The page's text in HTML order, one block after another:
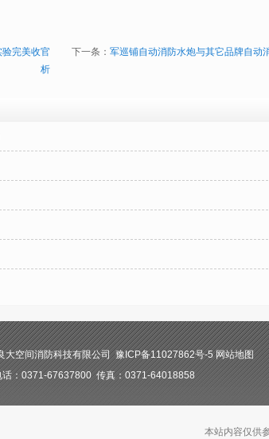
完美收官 下一条： 军巡铺自动消防水炮与其它品牌自动
析
大空间消防科技有限公司 豫ICP备11027862号-5网站地图
话：0371-67637800 传真：0371-64018858
本站内容仅供